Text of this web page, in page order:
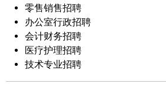
零售销售招聘
办公室行政招聘
会计财务招聘
医疗护理招聘
技术专业招聘